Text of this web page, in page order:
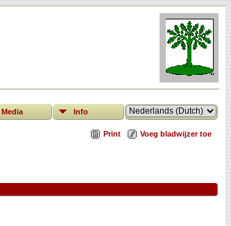
Media Info
Print Voeg bladwijzer toe